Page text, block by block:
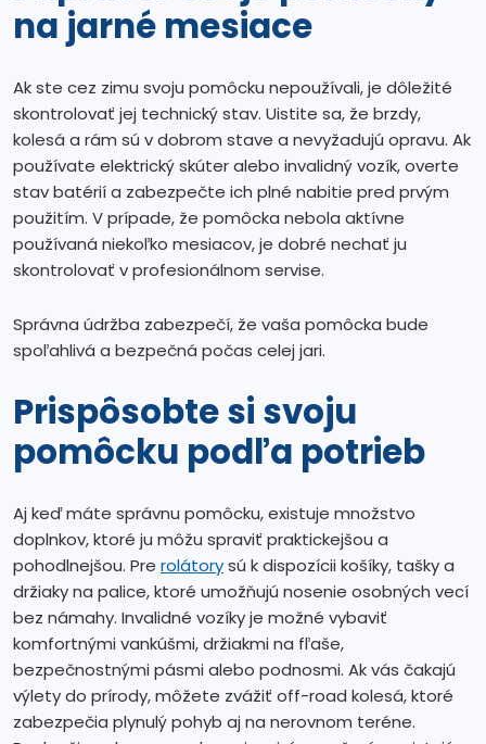
na jarné mesiace
Ak ste cez zimu svoju pomôcku nepoužívali, je dôležité
skontrolovať jej technický stav. Uistite sa, že brzdy,
kolesá a rám sú v dobrom stave a nevyžadujú opravu. Ak
používate elektrický skúter alebo invalidný vozík, overte
stav batérií a zabezpečte ich plné nabitie pred prvým
použitím. V prípade, že pomôcka nebola aktívne
používaná niekoľko mesiacov, je dobré nechať ju
skontrolovať v profesionálnom servise.
Správna údržba zabezpečí, že vaša pomôcka bude
spoľahlivá a bezpečná počas celej jari.
Prispôsobte si svoju
pomôcku podľa potrieb
Aj keď máte správnu pomôcku, existuje množstvo
doplnkov, ktoré ju môžu spraviť praktickejšou a
pohodlnejšou. Pre rolátorysú k dispozícii košíky, tašky a
držiaky na palice, ktoré umožňujú nosenie osobných vecí
bez námahy. Invalidné vozíky je možné vybaviť
komfortnými vankúšmi, držiakmi na fľaše,
bezpečnostnými pásmi alebo podnosmi. Ak vás čakajú
výlety do prírody, môžete zvážiť off-road kolesá, ktoré
zabezpečia plynulý pohyb aj na nerovnom teréne.